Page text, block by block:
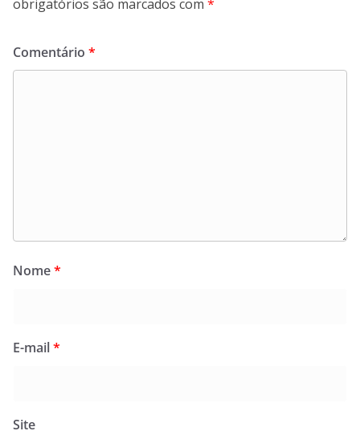
obrigatórios são marcados com *
Comentário *
Nome*
E-mail*
Site